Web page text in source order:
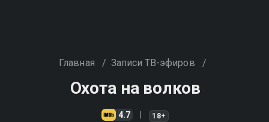
Главная / Записи ТВ-эфиров /
Охота на волков
4.7 18+